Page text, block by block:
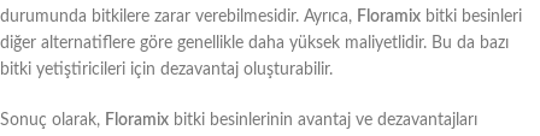
durumunda bitkilere zarar verebilmesidir. Ayrıca, Floramix bitki besinleri
diğer alternatiflere göre genellikle daha yüksek maliyetlidir. Bu da bazı
bitki yetiştiricileri için dezavantaj oluşturabilir.
Sonuç olarak, Floramix bitki besinlerinin avantaj ve dezavantajları